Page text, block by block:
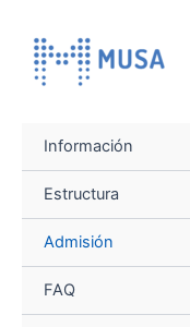
contenido
Información
Estructura
Admisión
FAQ